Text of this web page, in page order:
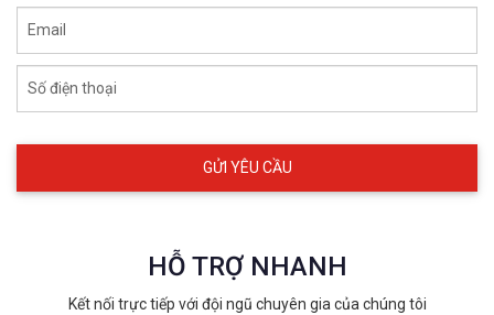
Email
Số điện thoại
HỖ TRỢ NHANH
Kết nối trực tiếp với đội ngũ chuyên gia của chúng tôi